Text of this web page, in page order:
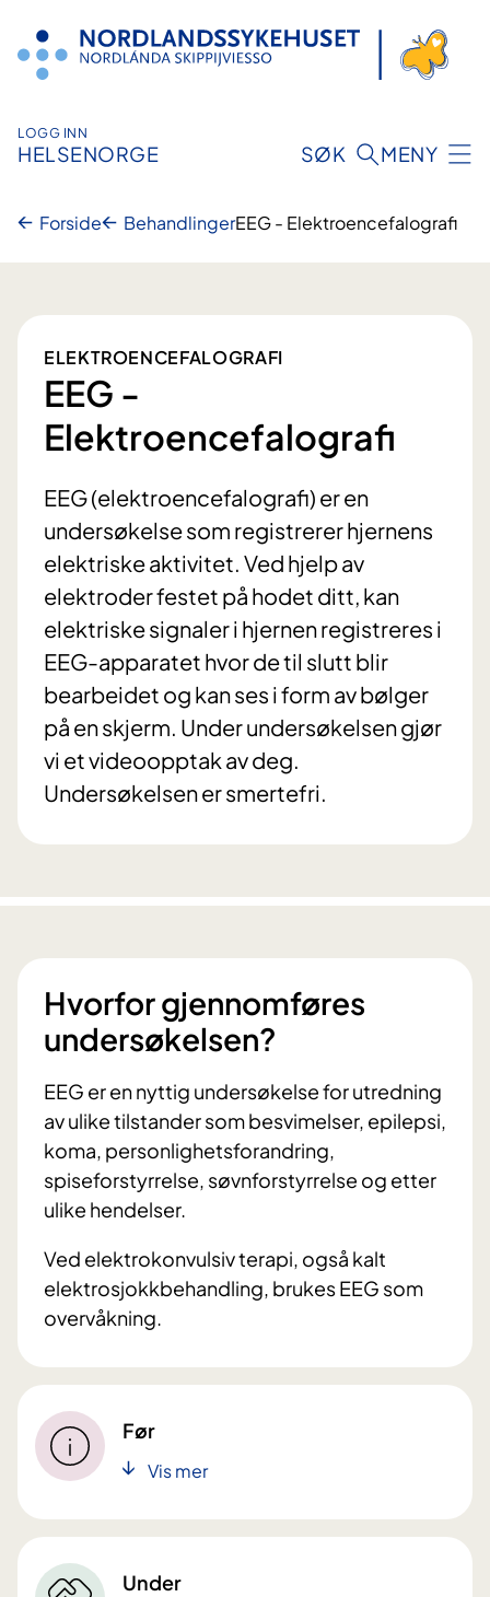
innhold
LOGG INN
HELSENORGE SØK MENY
Forside BehandlingerEEG - Elektroencefalografi
ELEKTROENCEFALOGRAFI
EEG -
Elektroencefalografi
EEG (elektroencefalografi) er en
undersøkelse som registrerer hjernens
elektriske aktivitet. Ved hjelp av
elektroder festet på hodet ditt, kan
elektriske signaler i hjernen registreres i
EEG-apparatet hvor de til slutt blir
bearbeidet og kan ses i form av bølger
på en skjerm. Under undersøkelsen gjør
vi et videoopptak av deg.
Undersøkelsen er smertefri.
Hvorfor gjennomføres
undersøkelsen?
EEG er en nyttig undersøkelse for utredning
av ulike tilstander som besvimelser, epilepsi,
koma, personlighetsforandring,
spiseforstyrrelse, søvnforstyrrelse og etter
ulike hendelser.
Ved elektrokonvulsiv terapi, også kalt
elektrosjokkbehandling, brukes EEG som
overvåkning.
Før
Vis mer
Under